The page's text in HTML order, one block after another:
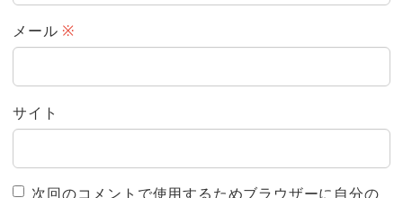
メール ※
サイト
次回のコメントで使用するためブラウザーに自分の